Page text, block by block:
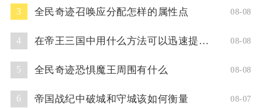
3 全民奇迹召唤应分配怎样的属性点 08-08
4 在帝王三国中用什么方法可以迅速提升人物等级 08-08
5 全民奇迹恐惧魔王周围有什么 08-08
6 帝国战纪中破城和守城该如何衡量 08-07